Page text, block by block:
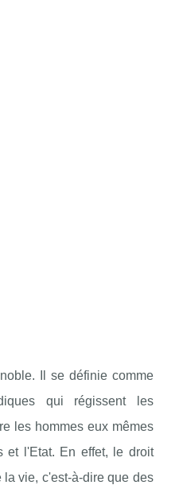
Il se définie comme
qui régissent les
les hommes eux mêmes
et l'Etat. En effet, le droit
vie, c'est-à-dire que des